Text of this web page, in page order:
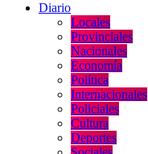
Diario
Locales
Provinciales
Nacionales
Economía
Política
Internacionales
Policiales
Cultura
Deportes